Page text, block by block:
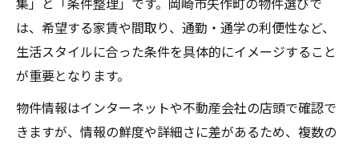
る
予算と条件をバランスよく整理する方法
コストパフォーマンス重視の物件選び実践
例
初期費用と家賃の内訳を徹底比較して検討
は、希望する家賃や間取り、通勤・通学の利便性など、
生活スタイルに合った条件を具体的にイメージすること
が重要となります。
物件情報はインターネットや不動産会社の店頭で確認で
きますが、情報の鮮度や詳細さに差があるため、複数の